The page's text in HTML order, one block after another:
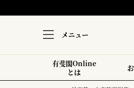
メニュー
有斐閣Online
とは